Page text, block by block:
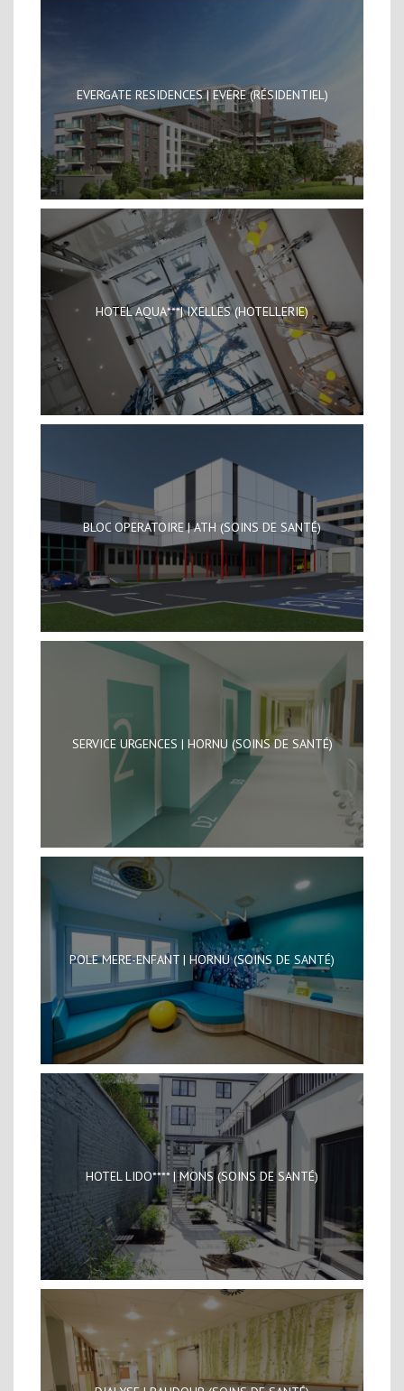
EVERGATE RESIDENCES | EVERE (RÉSIDENTIEL)
HOTEL AQUA***| IXELLES (HOTELLERIE)
BLOC OPERATOIRE | ATH (SOINS DE SANTÉ)
SERVICE URGENCES | HORNU (SOINS DE SANTÉ)
POLE MERE-ENFANT | HORNU (SOINS DE SANTÉ)
HOTEL LIDO**** | MONS (SOINS DE SANTÉ)